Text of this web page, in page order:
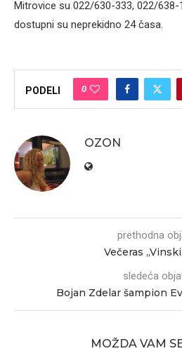
Mitrovice su 022/630-333, 022/638-
dostupni su neprekidno 24 časa.
PODELI 0
OZON
prethodna
Večeras
sledeća
Bojan Zdelar šampion
MOŽDA VAM